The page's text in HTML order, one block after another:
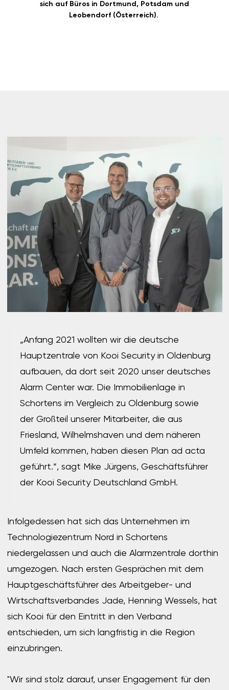
sich auf Büros in Dortmund, Potsdam und
Leobendorf (Österreich).
„Anfang 2021 wollten wir die deutsche
Hauptzentrale von Kooi Security in Oldenburg
aufbauen, da dort seit 2020 unser deutsches
Alarm Center war. Die Immobilienlage in
Schortens im Vergleich zu Oldenburg sowie
der Großteil unserer Mitarbeiter, die aus
Friesland, Wilhelmshaven und dem näheren
Umfeld kommen, haben diesen Plan ad acta
geführt.“, sagt Mike Jürgens, Geschäftsführer
der Kooi Security Deutschland GmbH.
Infolgedessen hat sich das Unternehmen im
Technologiezentrum Nord in Schortens
niedergelassen und auch die Alarmzentrale dorthin
umgezogen. Nach ersten Gesprächen mit dem
Hauptgeschäftsführer des Arbeitgeber- und
Wirtschaftsverbandes Jade, Henning Wessels, hat
sich Kooi für den Eintritt in den Verband
entschieden, um sich langfristig in die Region
einzubringen.
"Wir sind stolz darauf, unser Engagement für den